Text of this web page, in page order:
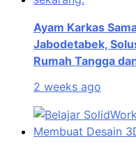
Ayam Karkas
Jabodetabek,
Rumah Tangga
2 weeks ago